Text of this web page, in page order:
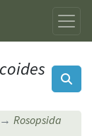
Rosopsida